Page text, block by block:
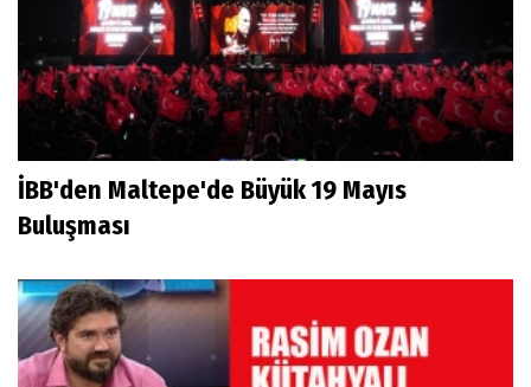
İBB'den Maltepe'de Büyük 19 Mayıs
Buluşması